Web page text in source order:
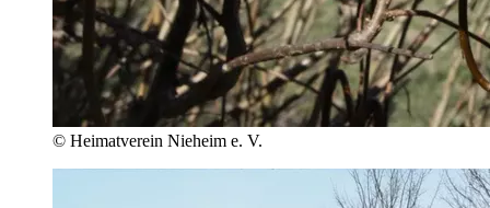
© Heimatverein Nieheim e. V.